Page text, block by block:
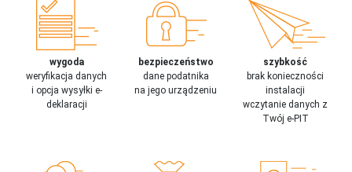
wygoda
weryfikacja danych
i opcja wysyłki e-
deklaracji
bezpieczeństwo
dane podatnika
na jego urządzeniu
szybkość
brak konieczności
instalacji
wczytanie danych z
Twój e-PIT